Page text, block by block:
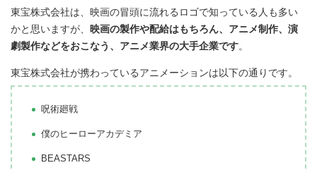
東宝株式会社は、映画の冒頭に流れるロゴで知っている人も多い
かと思いますが、 映画の製作や配給はもちろん、アニメ制作、演
劇製作などをおこなう、アニメ業界の大手企業です。
東宝株式会社が携わっているアニメーションは以下の通りです。
呪術廻戦
僕のヒーローアカデミア
BEASTARS